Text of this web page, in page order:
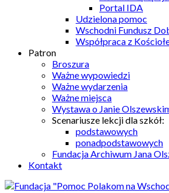
Portal IDA
Udzielona pomoc
Wschodni Fundusz
Współpraca z
Patron
Broszura
Ważne wypowiedzi
Ważne wydarzenia
Ważne miejsca
Wystawa o Janie
Scenariusze lekcji dla szkół:
podstawowych
ponadpodstawowych
Fundacja Archiwum Jana
Kontakt